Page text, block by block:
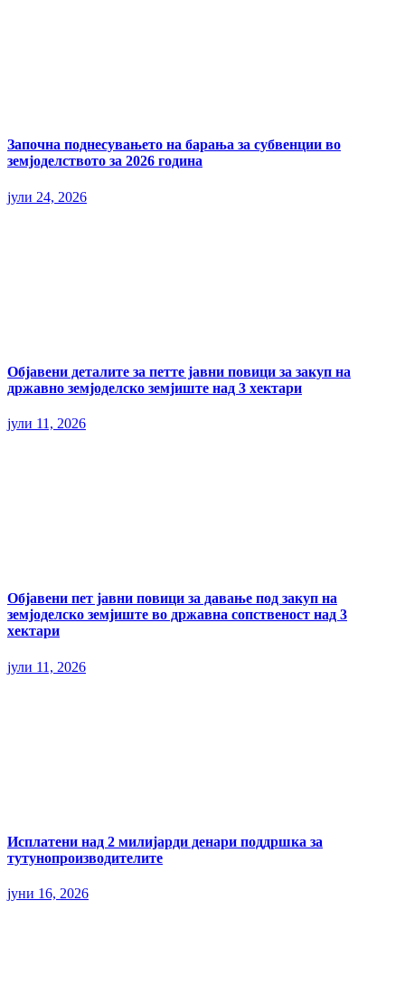
Започна поднесувањето на барања за субвенции во
земјоделството за 2026 година
јули 24, 2026
Објавени деталите за петте јавни повици за закуп на
државно земјоделско земјиште над 3 хектари
јули 11, 2026
Објавени пет јавни повици за давање под закуп на
земјоделско земјиште во државна сопственост над 3
хектари
јули 11, 2026
Исплатени над 2 милијарди денари поддршка за
тутунопроизводителите
јуни 16, 2026